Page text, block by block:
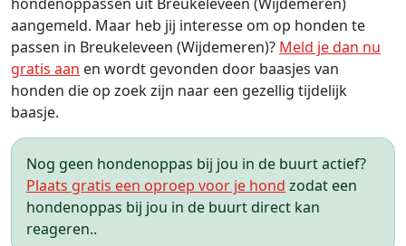
aangemeld. Maar heb jij interesse om op honden te
passen in Breukeleveen (Wijdemeren)? Meld je dan nu
gratis aan en wordt gevonden door baasjes van
honden die op zoek zijn naar een gezellig tijdelijk
baasje.
Nog geen hondenoppas bij jou in de buurt actief?
Plaats gratis een oproep voor je hond zodat een
hondenoppas bij jou in de buurt direct kan
reageren..